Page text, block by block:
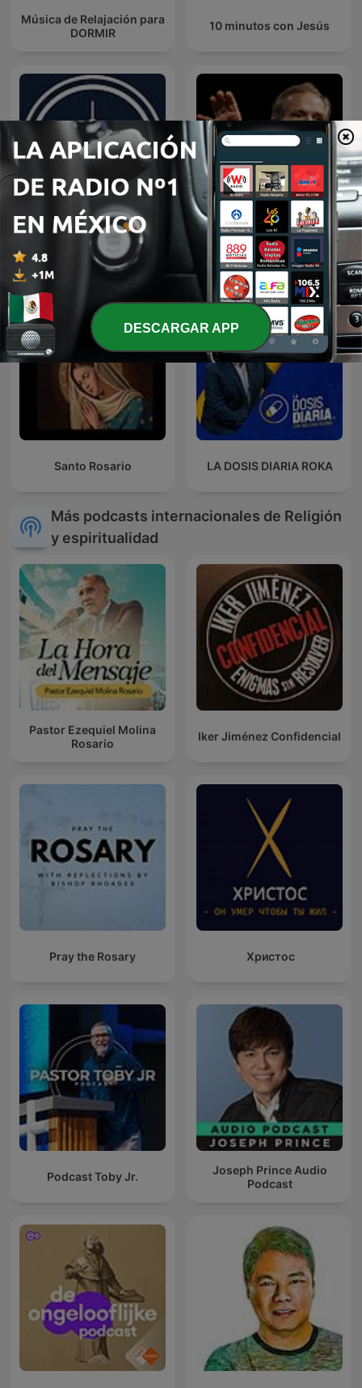
Música de Relajación para
DORMIR
10 minutos con Jesús
Predicaciones Cristianas
EL AMOR QUE VALE on
Oneplace.com
Santo Rosario LA DOSIS DIARIA ROKA
Más podcasts internacionales de Religión
y espiritualidad
Pastor Ezequiel Molina
Rosario
Iker Jiménez Confidencial
Pray the Rosary Христос
Podcast Toby Jr.
Joseph Prince Audio
Podcast
DESCARGAR APP